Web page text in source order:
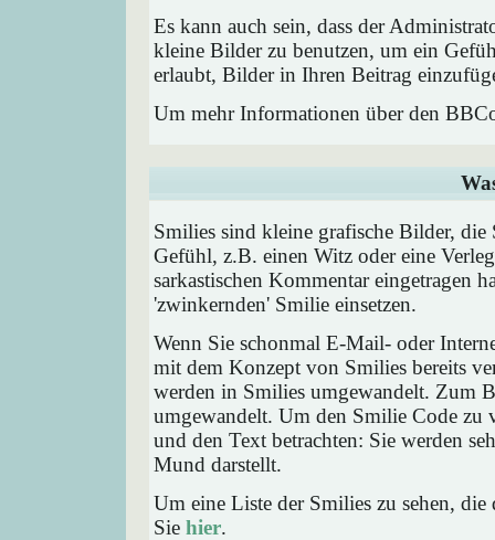
Es kann auch sein, dass der
kleine Bilder zu benutzen, um ein
erlaubt, Bilder in Ihren Beitrag
Um mehr Informationen über den
Smilies sind kleine grafische Bilder,
Gefühl, z.B. einen Witz oder eine
sarkastischen Kommentar eingetragen
'zwinkernden' Smilie einsetzen.
Wenn Sie schonmal E-Mail- oder
mit dem Konzept von Smilies bereits
werden in Smilies umgewandelt. Zum
umgewandelt. Um den Smilie Code zu
und den Text betrachten: Sie werden
Mund darstellt.
Um eine Liste der Smilies zu sehen,
Sie hier.